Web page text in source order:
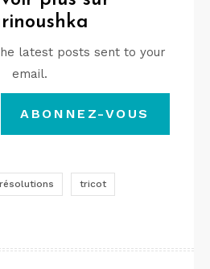
latest posts sent to your
email.
ABONNEZ-VOUS
résolutions tricot